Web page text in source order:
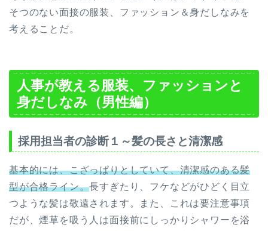
そつのない面接の服装、ファッション＆身だしなみを
考えることだ。
人事が教える服装、ファッションと
身だしなみ（男性編）
採用担当者の診断１～髪の長さと清潔感
基本的には、こざっぱりとしていて、清潔感のある髪
型が合格ライン。長すぎたり、フケなどがひどく目立
つような髪は敬遠されます。また、これは要注意事項
だが、煙草を吸う人は面接前にしっかりシャワーを浴